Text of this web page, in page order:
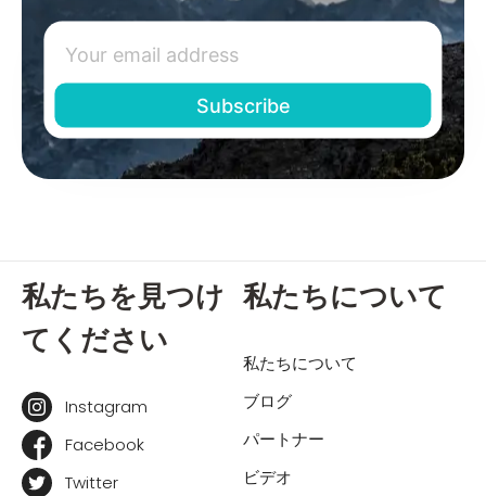
私たちを見つけ
てください
Instagram
Facebook
Twitter
私たちについて
私たちについて
ブログ
パートナー
ビデオ